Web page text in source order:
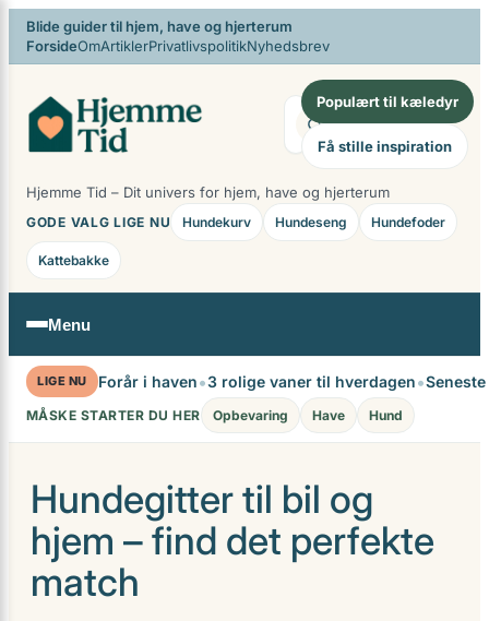
Spring
Blide guider til hjem, have og hjerterum
ForsideOmArtiklerPrivatlivspolitikNyhedsbrev
Søg
Populært til kæledyr
Få stille inspiration
Hjemme Tid – Dit univers for hjem, have og hjerterum
GODE VALG LIGE NU Hundekurv Hundeseng Hundefoder
Kattebakke
Menu
LIGE NU Forår i haven•3 rolige vaner til hverdagen•
MÅSKE STARTER DU HER Opbevaring Have Hund
Hundegitter til bil og
hjem – find det perfekte
match